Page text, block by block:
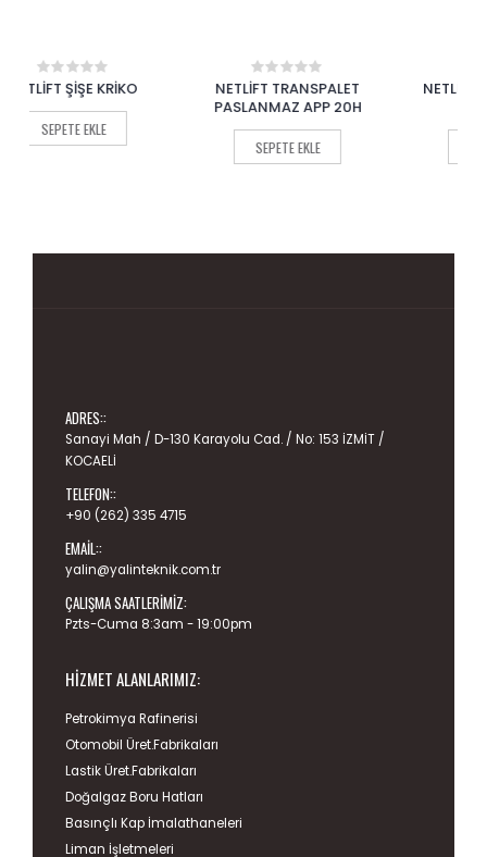
0
of
5
NETLİFT TRANSPALET
PASLANMAZ APP 20H
SEPETE EKLE
0
out
of
5
NETLİFT PAKET TAŞIMA
ARABASI 122
SEPETE EKLE
ADRES::
Sanayi Mah / D-130 Karayolu Cad. / No: 153 İZMİT /
KOCAELİ
TELEFON::
+90 (262) 335 4715
EMAIL::
yalin@yalinteknik.com.tr
ÇALIŞMA SAATLERIMIZ:
Pzts-Cuma 8:3am - 19:00pm
HIZMET ALANLARIMIZ:
Petrokimya Rafinerisi
Otomobil Üret.Fabrikaları
Lastik Üret.Fabrikaları
Doğalgaz Boru Hatları
Basınçlı Kap İmalathaneleri
Liman İşletmeleri